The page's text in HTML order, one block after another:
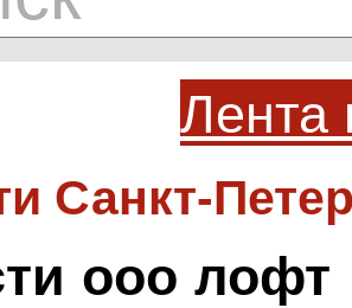
Лента
Санкт-
ооо лофт